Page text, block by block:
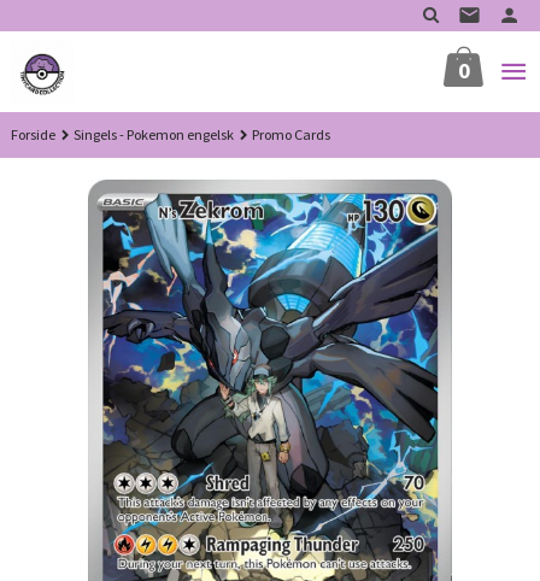
til
innholdet
0
Forside Singels - Pokemon engelsk Promo Cards